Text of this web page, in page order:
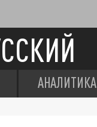
АНАЛИТИКА